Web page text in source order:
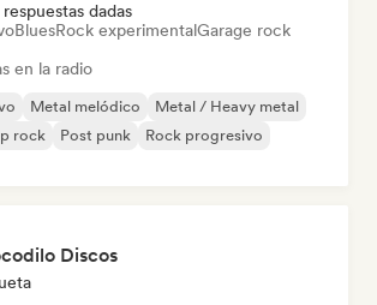
dadas
BluesRock experimentalGarage rock
en la radio
Metal melódico
Metal / Heavy metal
rock Post punk
Rock progresivo
Discos